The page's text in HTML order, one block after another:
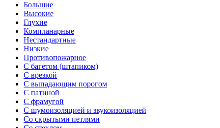
Большие
Высокие
Глухие
Компланарные
Нестандартные
Низкие
Противопожарное
С багетом (штапиком)
С врезкой
С выпадающим порогом
С патиной
С фрамугой
С шумоизоляцией и звукоизоляцией
Со скрытыми петлями